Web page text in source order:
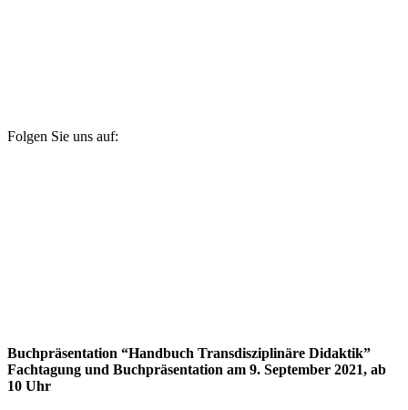
Folgen Sie uns auf:
Buchpräsentation “Handbuch Transdisziplinäre Didaktik”
Fachtagung und Buchpräsentation am 9. September 2021, ab
10 Uhr